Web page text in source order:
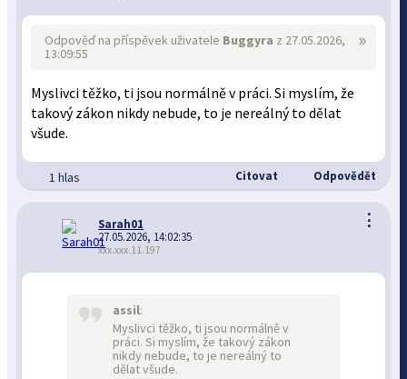
»
Odpověď na příspěvek uživatele Buggyra z 27.05.2026,
13:09:55
Myslivci těžko, ti jsou normálně v práci. Si myslím, že
takový zákon nikdy nebude, to je nereálný to dělat
všude.
1 hlas Citovat Odpovědět
⋮
Sarah01
27.05.2026, 14:02:35
xxx.xxx.11.197
assil:
Myslivci těžko, ti jsou normálně v
práci. Si myslím, že takový zákon
nikdy nebude, to je nereálný to
dělat všude.